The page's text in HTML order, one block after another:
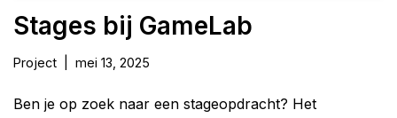
Stages bij GameLab
Project mei 13, 2025
Ben je op zoek naar een stageopdracht? Het